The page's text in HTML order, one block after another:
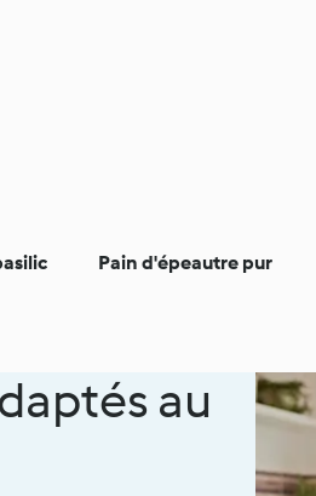
Pain d'épeautre pur
au